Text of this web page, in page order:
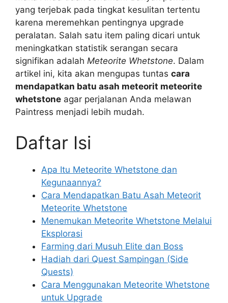
yang terjebak pada tingkat kesulitan tertentu
karena meremehkan pentingnya upgrade
peralatan. Salah satu item paling dicari untuk
meningkatkan statistik serangan secara
signifikan adalah Meteorite Whetstone. Dalam
artikel ini, kita akan mengupas tuntas cara
mendapatkan batu asah meteorit meteorite
whetstone agar perjalanan Anda melawan
Paintress menjadi lebih mudah.
Daftar Isi
Apa Itu Meteorite Whetstone dan
Kegunaannya?
Cara Mendapatkan Batu Asah Meteorit
Meteorite Whetstone
Menemukan Meteorite Whetstone Melalui
Eksplorasi
Farming dari Musuh Elite dan Boss
Hadiah dari Quest Sampingan (Side
Quests)
Cara Menggunakan Meteorite Whetstone
untuk Upgrade